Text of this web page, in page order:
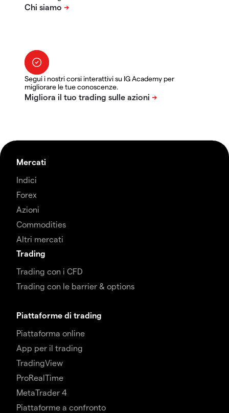
Segui i nostri corsi interattivi su IG Academy per
migliorare le tue conoscenze.
Mercati
Indici
Forex
Azioni
Commodities
Altri mercati
Trading
Trading con i CFD
Trading con le barrier & options
Piattaforme di trading
Piattaforma online
App per il trading
TradingView
ProRealTime
MetaTrader 4
Piattaforme a confronto